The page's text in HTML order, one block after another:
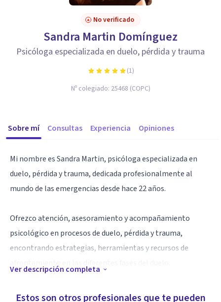
No verificado
Sandra Martin Domínguez
Psicóloga especializada en duelo, pérdida y trauma
(1)
Nº colegiado: 25468 (COPC)
Sobre mí Consultas Experiencia Opiniones
Mi nombre es Sandra Martin, psicóloga especializada en
duelo, pérdida y trauma, dedicada profesionalmente al
mundo de las emergencias desde hace 22 años.
Ofrezco atención, asesoramiento y acompañamiento
psicológico en procesos de duelo, pérdida y trauma,
encontrando estrategias, herramientas y recursos de
El duelo es un proceso necesario que nos ayuda a superar la
Ver descripción completa
Estos son otros profesionales que te pueden